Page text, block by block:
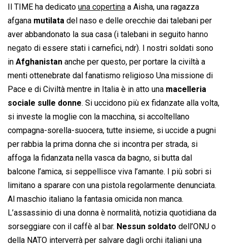
c
e
b
o
o
k
a
t
s
A
p
p
n
k
e
d
I
n
r
e
a
d
s
a
i
l
p
y
L
i
n
k
i
n
t
Il TIME ha dedicato una copertina a Aisha, una ragazza
afgana mutilata del naso e delle orecchie dai talebani per
aver abbandonato la sua casa (i talebani in seguito hanno
negato di essere stati i carnefici, ndr). I nostri soldati sono
in Afghanistan anche per questo, per portare la civiltà a
menti ottenebrate dal fanatismo religioso Una missione di
Pace e di Civiltà mentre in Italia è in atto una macelleria
sociale sulle donne. Si uccidono più ex fidanzate alla volta,
si investe la moglie con la macchina, si accoltellano
compagna-sorella-suocera, tutte insieme, si uccide a pugni
per rabbia la prima donna che si incontra per strada, si
affoga la fidanzata nella vasca da bagno, si butta dal
balcone l’amica, si seppellisce viva l’amante. I più sobri si
limitano a sparare con una pistola regolarmente denunciata.
Al maschio italiano la fantasia omicida non manca.
L’assassinio di una donna è normalità, notizia quotidiana da
sorseggiare con il caffè al bar. Nessun soldato dell’ONU o
della NATO interverrà per salvare dagli orchi italiani una